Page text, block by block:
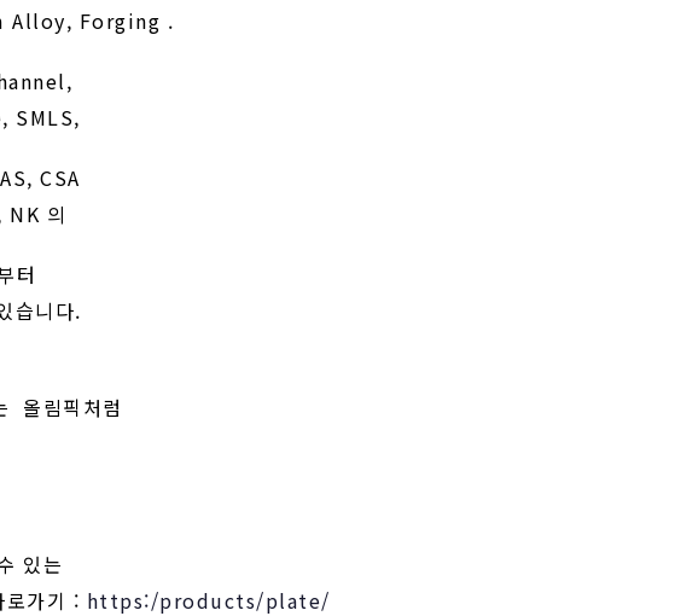
Alloy, Forging .
SMLS,
CSA
의
터
습니다.
올림픽처럼
있는
가기 : https:/products/plate/